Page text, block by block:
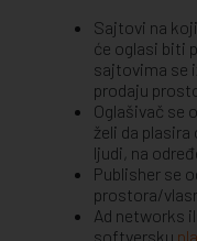
Sajtovi na
će oglasi biti
sajtovima se
prodaju
Oglašivač se
želi da plasira
ljudi, na
Publisher se
prostora/
Ad networks
softversku